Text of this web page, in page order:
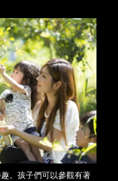
。孩子們可以參觀有著